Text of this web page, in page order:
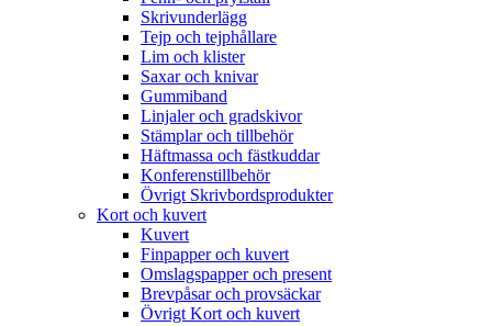
Skrivunderlägg
Tejp och tejphållare
Lim och klister
Saxar och knivar
Gummiband
Linjaler och gradskivor
Stämplar och tillbehör
Häftmassa och fästkuddar
Konferenstillbehör
Övrigt Skrivbordsprodukter
Kort och kuvert
Kuvert
Finpapper och kuvert
Omslagspapper och present
Brevpåsar och provsäckar
Övrigt Kort och kuvert